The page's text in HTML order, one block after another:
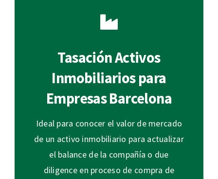
Tasación Activos
Inmobiliarios para
Empresas Barcelona
Ideal para conocer el valor de mercado
de un activo inmobiliario para actualizar
el balance de la compañía o due
diligence en proceso de compra de